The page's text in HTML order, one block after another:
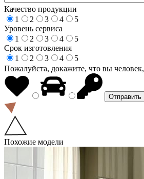
Качество продукции
1
2 3 4
5
Уровень сервиса
1
2 3 4
5
Срок изготовления
1
2 3 4
5
Пожалуйста, докажите, что вы
Похожие модели